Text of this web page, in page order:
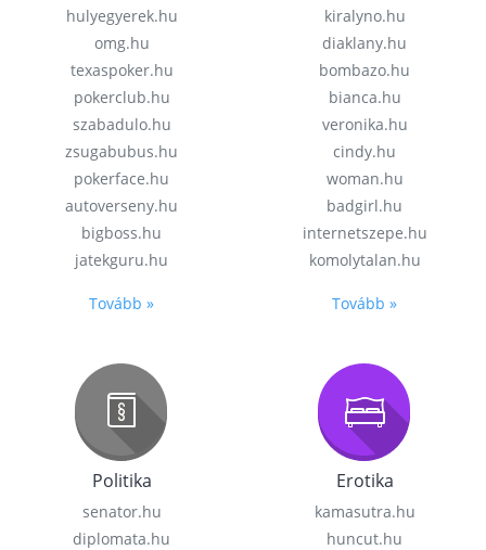
hulyegyerek.hu
omg.hu
texaspoker.hu
pokerclub.hu
szabadulo.hu
zsugabubus.hu
pokerface.hu
autoverseny.hu
bigboss.hu
jatekguru.hu
Tovább »
kiralyno.hu
diaklany.hu
bombazo.hu
bianca.hu
veronika.hu
cindy.hu
woman.hu
badgirl.hu
internetszepe.hu
komolytalan.hu
Tovább »
Politika
senator.hu
diplomata.hu
Erotika
kamasutra.hu
huncut.hu